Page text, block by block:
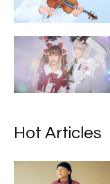
Hot Articles